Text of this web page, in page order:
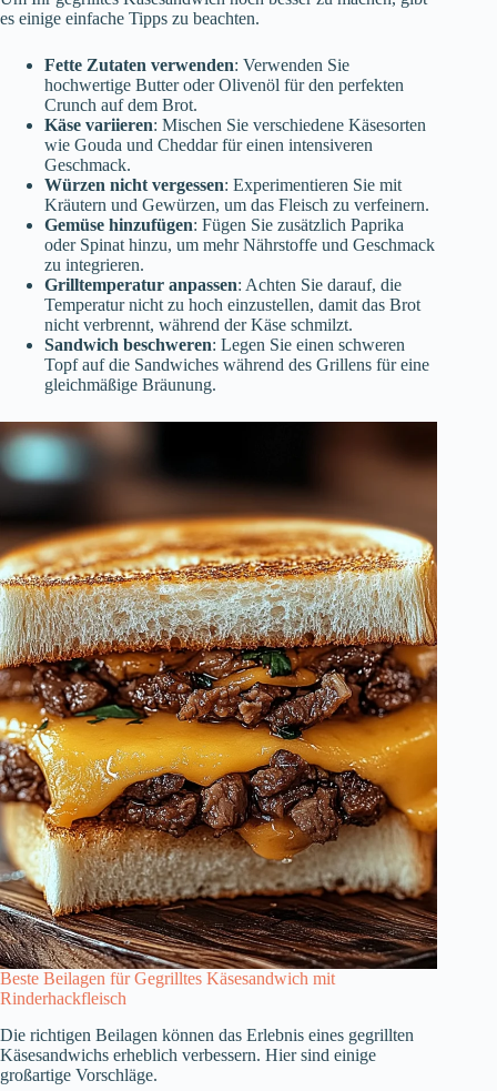
es einige einfache Tipps zu beachten.
Fette Zutaten verwenden: Verwenden Sie
hochwertige Butter oder Olivenöl für den perfekten
Crunch auf dem Brot.
Käse variieren: Mischen Sie verschiedene Käsesorten
wie Gouda und Cheddar für einen intensiveren
Geschmack.
Würzen nicht vergessen: Experimentieren Sie mit
Kräutern und Gewürzen, um das Fleisch zu verfeinern.
Gemüse hinzufügen: Fügen Sie zusätzlich Paprika
oder Spinat hinzu, um mehr Nährstoffe und Geschmack
zu integrieren.
Grilltemperatur anpassen: Achten Sie darauf, die
Temperatur nicht zu hoch einzustellen, damit das Brot
nicht verbrennt, während der Käse schmilzt.
Sandwich beschweren: Legen Sie einen schweren
Topf auf die Sandwiches während des Grillens für eine
gleichmäßige Bräunung.
Beste Beilagen für Gegrilltes Käsesandwich mit
Rinderhackfleisch
Die richtigen Beilagen können das Erlebnis eines gegrillten
Käsesandwichs erheblich verbessern. Hier sind einige
großartige Vorschläge.